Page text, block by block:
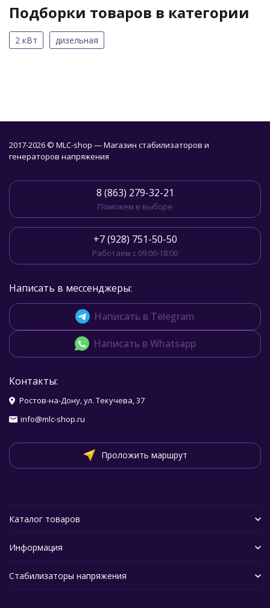
Подборки товаров в категории
2 кВт дизельная
2017-2026 © MLC-shop — Магазин стабилизаторов и
генераторов напряжения
8 (863) 279-32-21
Поможем в выборе
+7 (928) 751-50-50
Работаем с 09:00-18:00
Написать в мессенджеры:
Написать в Telegram
Написать в Whatsapp
Контакты:
Ростов-на-Дону, ул. Текучева, 37
info@mlc-shop.ru
Проложить маршрут
Каталог товаров
Информация
Стабилизаторы напряжения